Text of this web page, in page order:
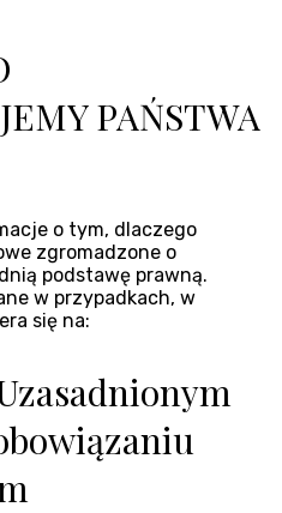
PAŃSTWA
o tym, dlaczego
zgromadzone o
podstawę prawną.
w przypadkach, w
się na: